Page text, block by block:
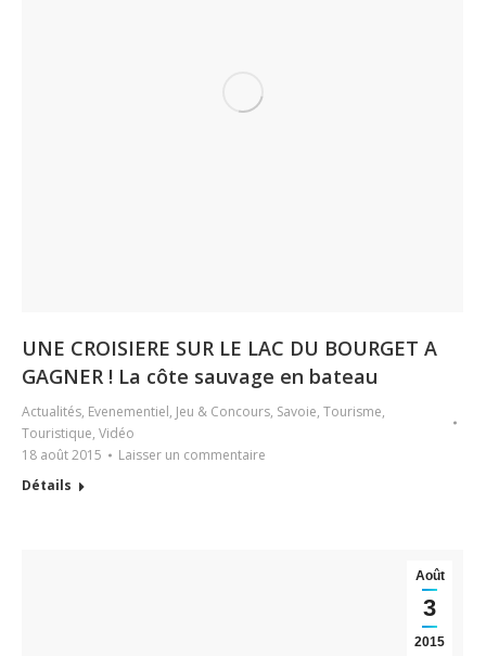
UNE CROISIERE SUR LE LAC DU BOURGET A
GAGNER ! La côte sauvage en bateau
Actualités, Evenementiel, Jeu & Concours, Savoie, Tourisme,
Touristique, Vidéo
18 août 2015
Laisser un commentaire
Détails
Août
3
2015